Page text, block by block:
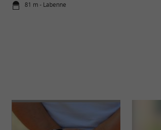
81 m - Labenne